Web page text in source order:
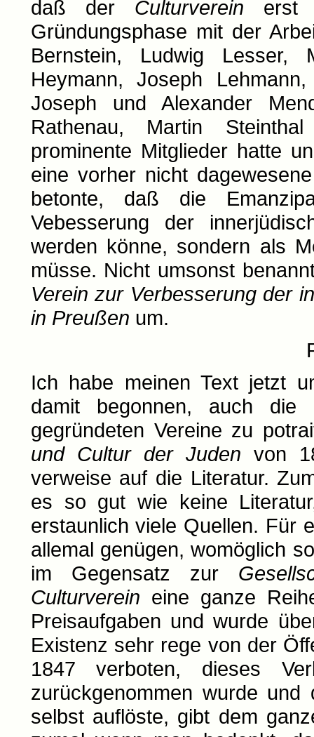
daß der Culturverein erst
Gründungsphase mit der
Bernstein, Ludwig Lesser,
Heymann, Joseph
Joseph und Alexander
Rathenau, Martin
prominente Mitglieder hatte
eine vorher nicht
betonte, daß die
Vebesserung der
werden könne, sondern als
müsse. Nicht umsonst
Verein zur Verbesserung der
in Preußen um.
Ich habe meinen Text jetzt
damit begonnen, auch die
gegründeten Vereine zu
und Cultur der Juden von
verweise auf die Literatur.
es so gut wie keine
erstaunlich viele Quellen. Für
allemal genügen, womöglich
im Gegensatz zur
Culturverein eine ganze
Preisaufgaben und wurde
Existenz sehr rege von der
1847 verboten, dieses
zurückgenommen wurde
selbst auflöste, gibt dem